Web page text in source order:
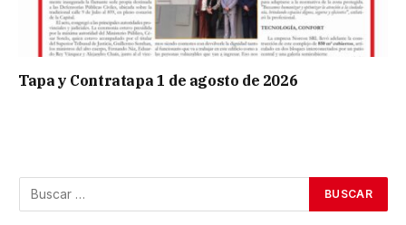
Tapa y Contratapa 1 de agosto de 2026